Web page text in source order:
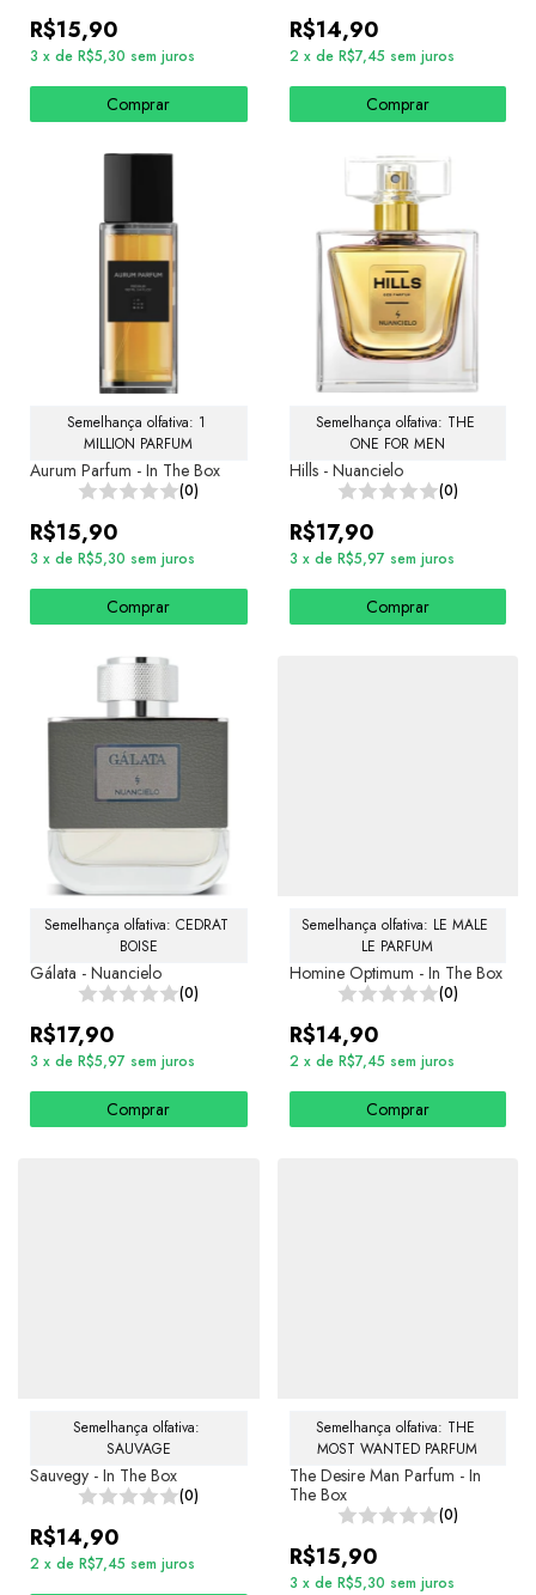
R$15,90
3 x de R$5,30 sem juros
Comprar
R$14,90
2 x de R$7,45 sem juros
Comprar
Semelhança olfativa: 1
MILLION PARFUM
Aurum Parfum - In The Box
(0)
R$15,90
3 x de R$5,30 sem juros
Comprar
Semelhança olfativa: THE
ONE FOR MEN
Hills - Nuancielo
(0)
R$17,90
3 x de R$5,97 sem juros
Comprar
Semelhança olfativa: CEDRAT
BOISE
Gálata - Nuancielo
(0)
R$17,90
3 x de R$5,97 sem juros
Comprar
Semelhança olfativa: LE MALE
LE PARFUM
Homine Optimum - In The Box
(0)
R$14,90
2 x de R$7,45 sem juros
Comprar
Semelhança olfativa:
SAUVAGE
Sauvegy - In The Box
(0)
R$14,90
2 x de R$7,45 sem juros
Semelhança olfativa: THE
MOST WANTED PARFUM
The Desire Man Parfum - In
The Box
(0)
R$15,90
3 x de R$5,30 sem juros